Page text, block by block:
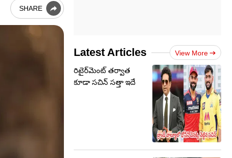
SHARE
Latest Articles View More
రిటైర్‌మెంట్ తర్వాత
కూడా సచిన్ సత్తా ఇదే